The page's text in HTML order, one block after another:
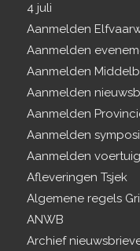
4 juli
Aanmelden
Aanmelden
Aanmelden
Aanmelden
Aanmelden
Aanmelden
Aanmelden voertuig
Afleveringen Tsjek
Algemene regels
ANWB
Archief